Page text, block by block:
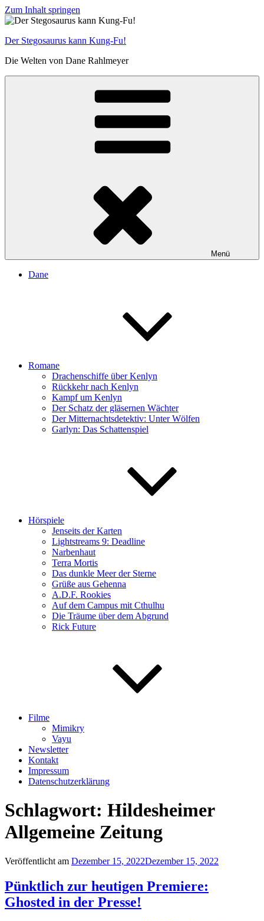
Zum Inhalt springen
Der Stegosaurus kann Kung-Fu!
Die Welten von Dane Rahlmeyer
Menü
Dane
Romane
Drachenschiffe über Kenlyn
Rückkehr nach Kenlyn
Kampf um Kenlyn
Der Schatz der gläsernen Wächter
Der Mitternachtsdetektiv: Unter Wölfen
Garlyn: Das Schattenspiel
Hörspiele
Jenseits der Karten
Lightstreams 9: Deadline
Narbenhaut
Terra Mortis
Das dunkle Meer der Sterne
Grüße aus Gehenna
A.D.F. Rookies
Auf dem Campus mit Cthulhu
Die Träume über dem Abgrund
Rick Future
Filme
Mimikry
Vayu
Newsletter
Kontakt
Impressum
Datenschutzerklärung
Schlagwort: Hildesheimer
Allgemeine Zeitung
Veröffentlicht am Dezember 15, 2022Dezember 15, 2022
Pünktlich zur heutigen Premiere:
Ghosted in der Presse!